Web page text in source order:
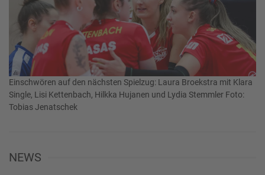
Einschwören auf den nächsten Spielzug: Laura Broekstra mit Klara
Single, Lisi Kettenbach, Hilkka Hujanen und Lydia Stemmler Foto:
Tobias Jenatschek
NEWS